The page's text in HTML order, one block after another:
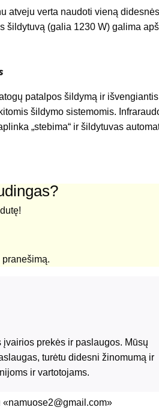
atveju verta naudoti vieną didesnės
šildytuvą (galia 1230 W) galima
patalpos šildymą ir išvengiantis
šildymo sistemomis.
„stebima“ ir šildytuvas
prekės ir paslaugos. Mūsų
turėtu didesni žinomumą ir
ir vartotojams.